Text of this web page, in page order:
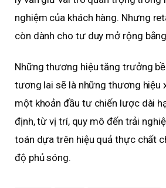
nghiệm của khách hàng. Nhưng
còn dành cho tư duy mở rộng
Những thương hiệu tăng trưởng
tương lai sẽ là những thương hiệu
một khoản đầu tư chiến lược dài
định, từ vị trí, quy mô đến trải
toán dựa trên hiệu quả thực chất
độ phủ sóng.